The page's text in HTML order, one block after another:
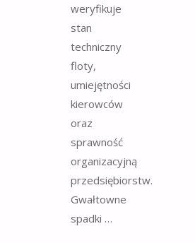
weryfikuje
stan
techniczny
floty,
umiejętności
kierowców
oraz
sprawność
organizacyjną
przedsiębiorstw.
Gwałtowne
spadki …